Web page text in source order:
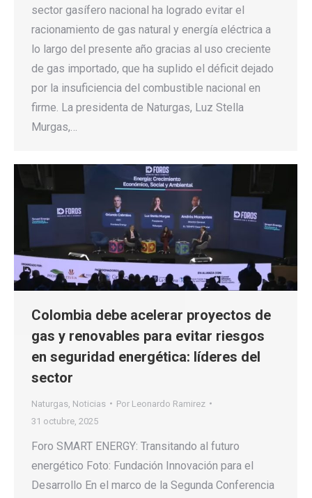
sector gasífero nacional ha logrado evitar el
racionamiento de gas natural y energía eléctrica a
lo largo del presente año gracias al uso creciente
de gas importado, que ha suplido el déficit dejado
por la insuficiencia del combustible nacional en
firme. La presidenta de Naturgas, Luz Stella
Murgas,…
Colombia debe acelerar proyectos de
gas y renovables para evitar riesgos
en seguridad energética: líderes del
sector
Naturgas Noticias Por Leonardo Ramirez
31 octubre, 2025
Foro SMART ENERGY: Transitando al futuro
energético Foto: Fundación Innovación para el
Desarrollo En el marco de la Segunda Conferencia